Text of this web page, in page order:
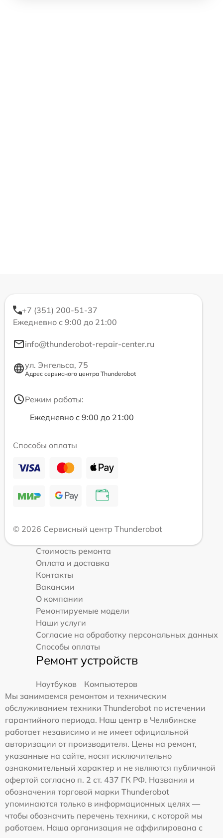
+7 (351) 200-51-37
Ежедневно с 9:00 до 21:00
info@thunderobot-repair-center.ru
ул. Энгельса, 75
Адрес сервисного центра Thunderobot
Режим работы:
Ежедневно с 9:00 до 21:00
Способы оплаты
© 2026 Сервисный центр Thunderobot
Стоимость ремонта
Оплата и доставка
Контакты
Вакансии
О компании
Ремонтируемые модели
Наши услуги
Согласие на обработку персональных данных
Способы оплаты
Ремонт устройств
Ноутбуков
Компьютеров
Мы занимаемся ремонтом и техническим
обслуживанием техники Thunderobot по истечении
гарантийного периода. Наш центр в Челябинске
работает независимо и не имеет официальной
авторизации от производителя. Цены на ремонт,
указанные на сайте, носят исключительно
ознакомительный характер и не являются публичной
офертой согласно п. 2 ст. 437 ГК РФ. Названия и
обозначения торговой марки Thunderobot
упоминаются только в информационных целях —
чтобы обозначить перечень техники, с которой мы
работаем. Наша организация не аффилирована с